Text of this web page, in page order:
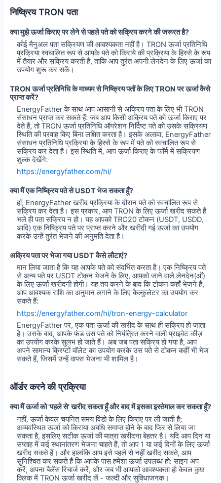
निष्क्रिय TRON पता
क्या मुझे ऊर्जा किराए पर लेने से पहले पते को सक्रिय करने की जरूरत है?
कोई मैनुअल पता सक्रियण की आवश्यकता नहीं है। TRON ऊर्जा प्रतिनिधि
प्रक्रिया स्वचालित रूप से आपके पते को किराये की प्रक्रिया के हिस्से के रूप
में तैयार और सक्रिय करती है, ताकि आप तुरंत अपनी लेनदेन के लिए ऊर्जा का
उपयोग शुरू कर सकें।
TRON ऊर्जा प्रतिनिधि के माध्यम से निष्क्रिय पतों के लिए TRON पर ऊर्जा कैसे
प्राप्त करें?
EnergyFather के साथ आप आसानी से अक्रिय पता के लिए भी TRON
संसाधन प्राप्त कर सकते हैं: जब आप किसी अक्रिय पते को ऊर्जा किराए पर
देते हैं, तो TRON ऊर्जा प्रतिनिधि ऑपरेशन निर्दिष्ट पते को उसके सक्रियण
स्थिति की परवाह किए बिना लक्षित करता है। इसके अलावा, EnergyFather
संसाधन प्रतिनिधि प्रक्रिया के हिस्से के रूप में पते को स्वचालित रूप से
सक्रिय कर देता है। इस स्थिति में, आप ऊर्जा किराए के फॉर्म में सक्रियण
शुल्क देखेंगे:
https://energyfather.com/hi/
क्या मैं एक निष्क्रिय पते से USDT भेज सकता हूँ?
हां, EnergyFather खरीद प्रक्रिया के दौरान पते को स्वचालित रूप से
सक्रिय कर देता है। इस प्रकार, आप TRON के लिए ऊर्जा खरीद सकते हैं
भले ही पता सक्रिय न हो। यह आपको TRC20 टोकन (USDT, USDD,
आदि) एक निष्क्रिय पते पर प्राप्त करने और खरीदी गई ऊर्जा का उपयोग
करके उन्हें तुरंत भेजने की अनुमति देता है।
अक्रिय पता पर भेजा गया USDT कैसे लौटाएं?
मान लिया जाता है कि यह आपके पते को संदर्भित करता है। एक निष्क्रिय पते
से अन्य पते पर USDT टोकन भेजने के लिए, आपको जाने वाले लेनदेन(ओं)
के लिए ऊर्जा खरीदनी होगी। यह तय करने के बाद कि टोकन कहाँ भेजने हैं,
आप आवश्यक राशि का अनुमान लगाने के लिए कैल्कुलेटर का उपयोग कर
सकते हैं:
https://energyfather.com/hi/tron-energy-calculator
EnergyFather पर, एक पता ऊर्जा की खरीद के साथ ही सक्रिय हो जाता
है। उसके बाद, आपके फंड उस पते को नियंत्रित करने वाली प्राइवेट कीज़
का उपयोग करके सुलभ हो जाते हैं। अब जब पता सक्रिय हो गया है, आप
अपने सामान्य क्रिप्टो वॉलेट का उपयोग करके उस पते से टोकन कहीं भी भेज
सकते हैं, जिसमें उन्हें वापस भेजना भी शामिल है।
ऑर्डर करने की प्रक्रिया
क्या मैं ऊर्जा को 'पहले से' खरीद सकता हूँ और बाद में इसका इस्तेमाल कर सकता हूँ?
नहीं, ऊर्जा केवल चयनित समय विंडो के लिए किराए पर ली जाती है;
अव्यवस्थित ऊर्जा को किराया अवधि समाप्त होने के बाद फिर से लिया जा
सकता है, इसलिए सटीक ऊर्जा की मात्रा खरीदना बेहतर है। यदि आप दिन या
सप्ताह में कई स्थानांतरण भेजना चाहते हैं, तो आप 1 या कई दिनों के लिए ऊर्जा
खरीद सकते हैं। और हालांकि आप इसे पहले से नहीं खरीद सकते, आप
सुनिश्चित कर सकते हैं कि आपके पास हमेशा ऊर्जा उपलब्ध हो: साइन अप
करें, अपना बैलेंस रिचार्ज करें, और जब भी आपको आवश्यकता हो केवल कुछ
क्लिक में TRON ऊर्जा खरीद लें - जल्दी और सुविधाजनक।